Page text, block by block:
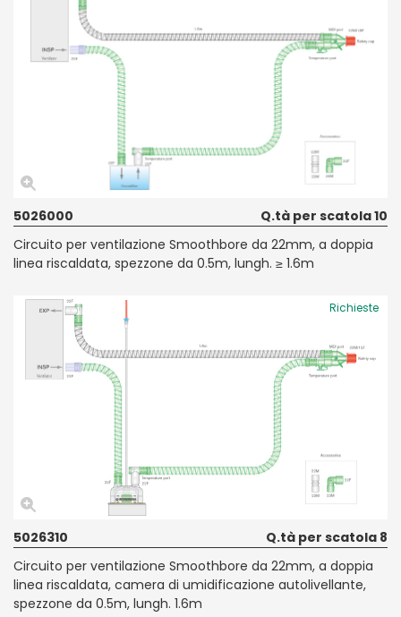
5026000
Q.tà per scatola 10
Circuito per ventilazione Smoothbore da 22mm, a doppia
linea riscaldata, spezzone da 0.5m, lungh. ≥ 1.6m
Richieste
5026310
Q.tà per scatola 8
Circuito per ventilazione Smoothbore da 22mm, a doppia
linea riscaldata, camera di umidificazione autolivellante,
spezzone da 0.5m, lungh. 1.6m